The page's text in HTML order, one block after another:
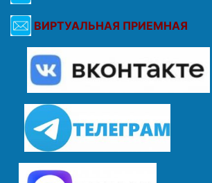
ВИРТУАЛЬНАЯ ПРИЕМНАЯ